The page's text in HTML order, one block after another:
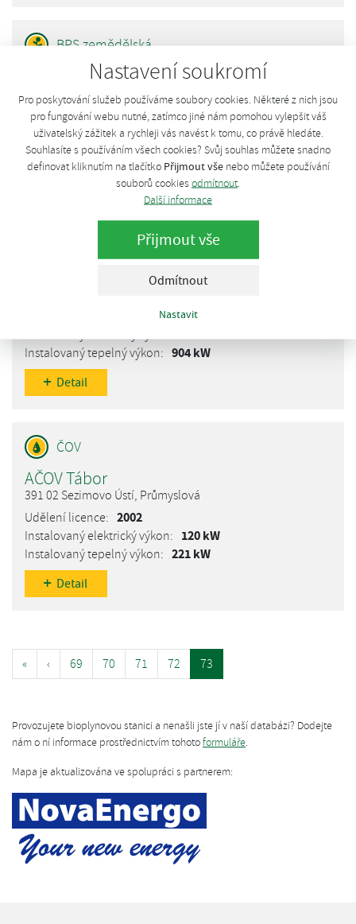
Nastavení soukromí
Pro poskytování služeb používáme soubory cookies. Některé z nich jsou
pro fungování webu nutné, zatímco jiné nám pomohou vylepšit váš
uživatelský zážitek a rychleji vás navést k tomu, co právě hledáte.
Souhlasíte s používáním všech cookies? Svůj souhlas můžete snadno
definovat kliknutím na tlačítko Přijmout všenebo můžete používání
souborů cookies odmítnout
Další informace
Přijmout vše
Odmítnout
Nastavit
Bílovská zemědělská, a.s. - 2
331 41 Bílov, Bílov
2012
549 kW
559 kW
ADOS Benešov - Přibyšice
994 kW
904 kW
Detail
AČOV Tábor
391 02 Sezimovo Ústí, Průmyslová
2002
120 kW
221 kW
Detail
« ‹ 69 70 71 72 73
Provozujete bioplynovou stanici a nenašli jste jí v naší databázi? Dodejte
nám o ní informace prostřednictvím tohotoformuláře.
Mapa je aktualizována ve spolupráci s partnerem: